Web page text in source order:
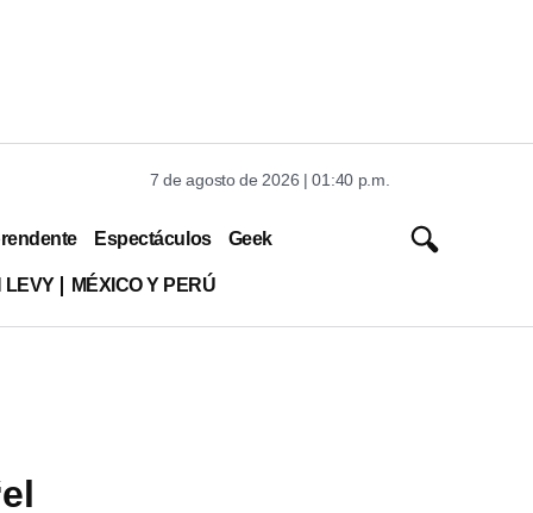
7 de agosto de 2026 | 01:40 p.m.
Espectáculos Geek
LEVY MÉXICO Y PERÚ